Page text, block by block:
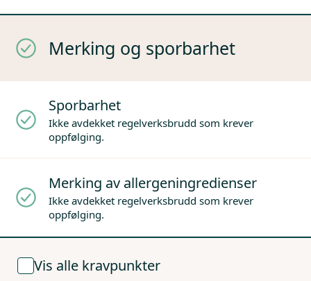
Merking og sporbarhet
Sporbarhet
Ikke avdekket regelverksbrudd som krever
oppfølging.
Merking av allergeningredienser
Ikke avdekket regelverksbrudd som krever
oppfølging.
Vis alle kravpunkter